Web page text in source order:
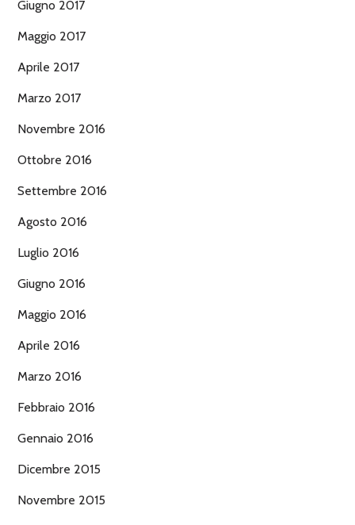
Giugno 2017
Maggio 2017
Aprile 2017
Marzo 2017
Novembre 2016
Ottobre 2016
Settembre 2016
Agosto 2016
Luglio 2016
Giugno 2016
Maggio 2016
Aprile 2016
Marzo 2016
Febbraio 2016
Gennaio 2016
Dicembre 2015
Novembre 2015